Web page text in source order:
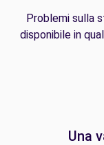
Problemi sulla
disponibile in
Una